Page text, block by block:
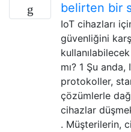
belirten bir
IoT cihazları
güvenliğini
mı? 1 Şu
protokoller,
çözümlerle
cihazlar
. Müşterilerin,